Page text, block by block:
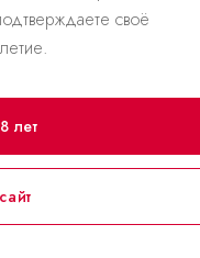
своё
лет